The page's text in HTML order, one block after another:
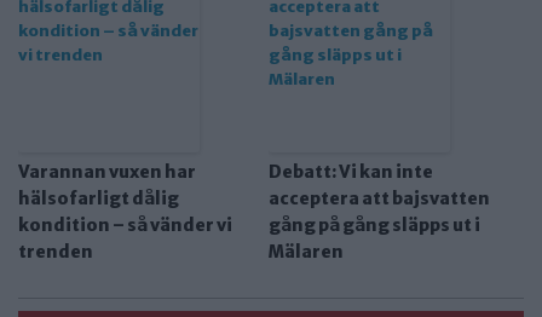
Varannan vuxen har
hälsofarligt dålig
kondition – så vänder vi
trenden
Debatt: Vi kan inte
acceptera att bajsvatten
gång på gång släpps ut i
Mälaren